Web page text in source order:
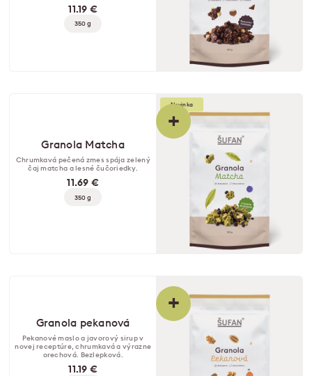
11.19 €
350 g
+
Novinka
Granola Matcha
Chrumkavá pečená zmes spája zelený
čaj matcha a lesné čučoriedky.
11.69 €
350 g
+
Granola pekanová
Pekanové maslo a javorový sirup v
novej receptúre, chrumkavá a výrazne
orechová. Bezlepková.
11.19 €